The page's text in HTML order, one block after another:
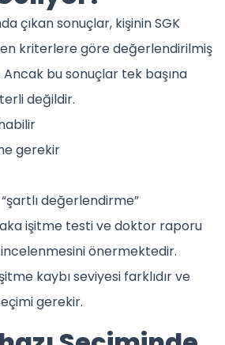
çıkan sonuçlar, kişinin SGK
kriterlere göre değerlendirilmiş
bu sonuçlar tek başına
değildir.
gerekir
değerlendirme”
işitme testi ve doktor raporu
önermektedir.
kaybı seviyesi farklıdır ve
gerekir.